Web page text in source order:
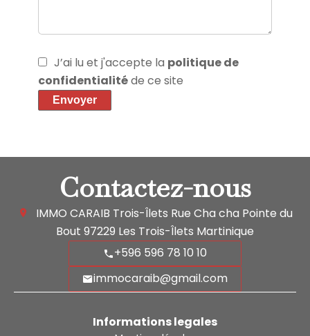
J’ai lu et j'accepte la politique de
confidentialitéde ce site
Envoyer
Contactez-nous
IMMO CARAIB Trois-Îlets Rue Cha cha Pointe du
Bout 97229 Les Trois-Îlets Martinique
+596 596 78 10 10
immocaraib@gmail.com
Informations legales